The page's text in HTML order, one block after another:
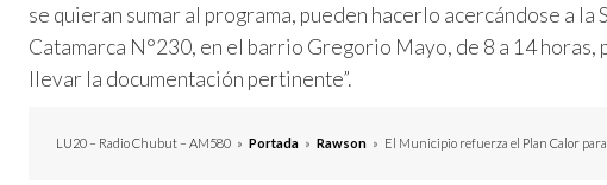
se quieran sumar al programa, pueden hacerlo acercándose a la
Catamarca N°230, en el barrio Gregorio Mayo, de 8 a 14 horas,
llevar la documentación pertinente”.
LU20 – Radio Chubut – AM580 » Portada » Rawson » El Municipio refuerza el Plan Calor